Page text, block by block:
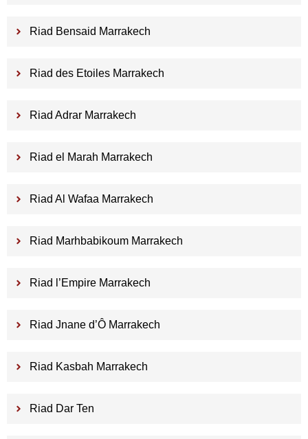
Riad Bensaid Marrakech
Riad des Etoiles Marrakech
Riad Adrar Marrakech
Riad el Marah Marrakech
Riad Al Wafaa Marrakech
Riad Marhbabikoum Marrakech
Riad l’Empire Marrakech
Riad Jnane d’Ô Marrakech
Riad Kasbah Marrakech
Riad Dar Ten